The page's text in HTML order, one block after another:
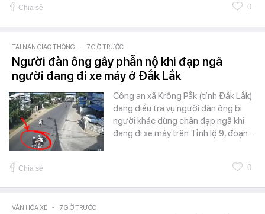
Chia sẻ 0
TAI NẠN GIAO THÔNG - 7 GIỜ TRƯỚC
Người đàn ông gây phẫn nộ khi đạp ngã
người đang đi xe máy ở Đắk Lắk
Công an xã Krông Pắk (tỉnh Đắk Lắk)
đang điều tra vụ người đàn ông bị
người khác dùng chân đạp ngã khi
đang đi xe máy trên Tỉnh lộ 9, đoạn…
Chia sẻ 0
VĂN HÓA XE - 7 GIỜ TRƯỚC